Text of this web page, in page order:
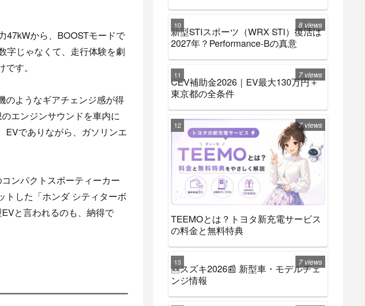
47kWから、BOOSTモードで
字じゃなくて、走行体験を劇
す。
のようなギアチェンジ感が得
エンジンサウンドを車内に
EVでありながら、ガソリンエ
ンパクトスポーティーカー
トした「ホンダ シティターボ
と言われるのも、納得で
新型STIスポーツ（WRX STI）復活は
2027年？Performance-Bの真意
8 views
CEV補助金2026｜EV最大130万円＋
東京都の全条件
7 views
TEEMOとは？トヨタ新充電サービス
の料金と無料特典
7 views
🆕スズキ2026📰 新型車・モデルチェ
ンジ情報
7 views